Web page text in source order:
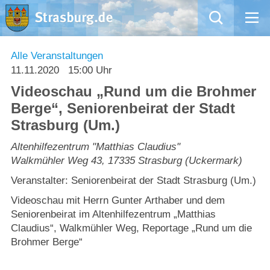
Mängelmeldung
Rathaus
Natur – Kultur – Tourismus
Wirtschaft
Willkommen in Strasburg (Uckermark)
Alle Veranstaltungen
11.11.2020
15:00 Uhr
Videoschau „Rund um die Brohmer
Berge“, Seniorenbeirat der Stadt
Strasburg (Um.)
Altenhilfezentrum "Matthias Claudius"
Walkmühler Weg 43,17335 Strasburg (Uckermark)
Veranstalter: Seniorenbeirat der Stadt Strasburg (Um.)
Videoschau mit Herrn Gunter Arthaber und dem
Seniorenbeirat im Altenhilfezentrum „Matthias
Claudius“, Walkmühler Weg, Reportage „Rund um die
Brohmer Berge“